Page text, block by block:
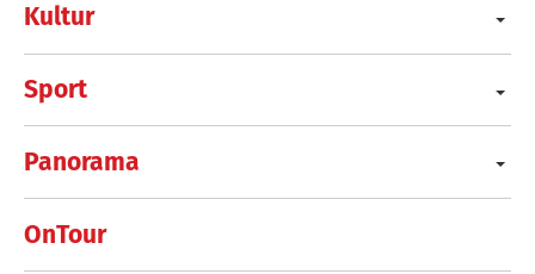
Kultur
Sport
Panorama
OnTour